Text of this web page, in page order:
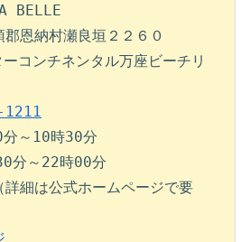
BELLE
郡恩納村瀬良垣２２６０
ンチネンタル万座ビーチリ
～10時30分
22時00分
詳細は公式ホームページで要